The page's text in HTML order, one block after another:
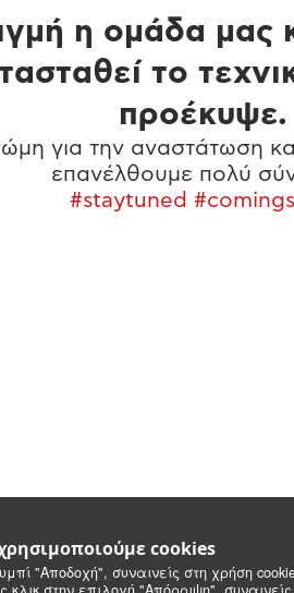
cookies
"Αποδοχή", συναινείς στη χρήση
η ομάδα μας
το
προέκυψε.
για την αναστάτωση
επανέλθουμε πολύ
#staytuned